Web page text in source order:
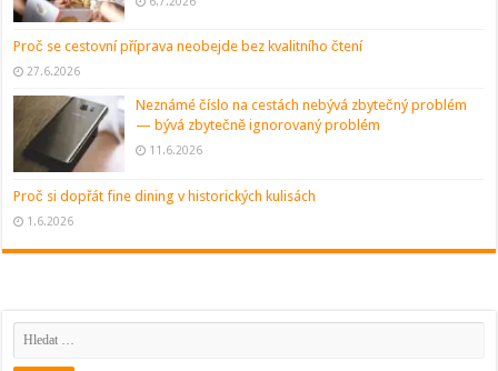
Proč se cestovní příprava neobejde bez kvalitního čtení
27.6.2026
Neznámé číslo na cestách nebývá zbytečný problém
— bývá zbytečně ignorovaný problém
11.6.2026
Proč si dopřát fine dining v historických kulisách
1.6.2026